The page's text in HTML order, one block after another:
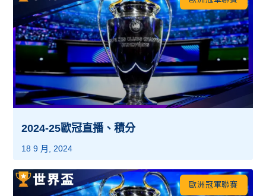
2024-25歐冠直播、積分
18 9 月, 2024
歐洲冠軍聯賽